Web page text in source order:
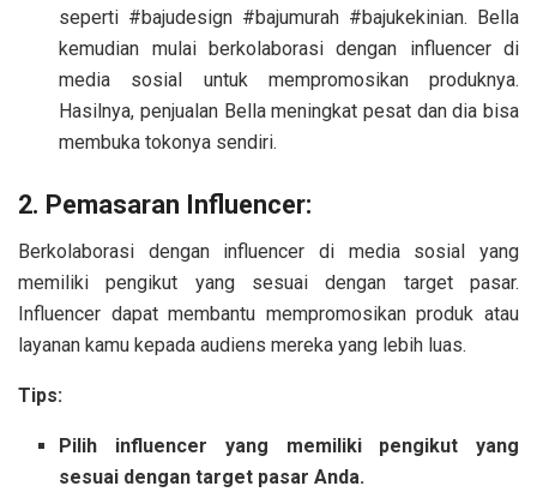
seperti #bajudesign #bajumurah #bajukekinian. Bella
kemudian mulai berkolaborasi dengan influencer di
media sosial untuk mempromosikan produknya.
Hasilnya, penjualan Bella meningkat pesat dan dia bisa
membuka tokonya sendiri.
2. Pemasaran Influencer:
Berkolaborasi dengan influencer di media sosial yang
memiliki pengikut yang sesuai dengan target pasar.
Influencer dapat membantu mempromosikan produk atau
layanan kamu kepada audiens mereka yang lebih luas.
Tips:
Pilih influencer yang memiliki pengikut yang
sesuai dengan target pasar Anda.